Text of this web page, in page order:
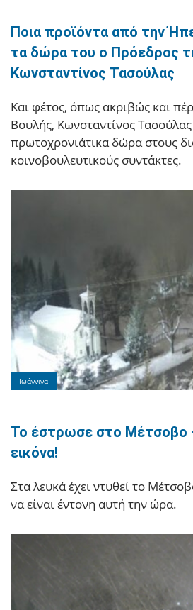
Ποια προϊόντα από την
τα δώρα του ο Πρόεδρος
Κωνσταντίνος Τασούλας
Και φέτος, όπως ακριβώς και
Βουλής, Κωνσταντίνος
πρωτοχρονιάτικα δώρα στους
κοινοβουλευτικούς συντάκτες.
Ιωάννινα
Το έστρωσε στο Μέτσοβο
εικόνα!
Στα λευκά έχει ντυθεί το
να είναι έντονη αυτή την ώρα.